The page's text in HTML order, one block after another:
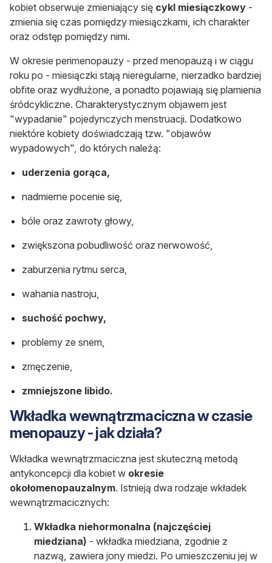
kobiet obserwuje zmieniający się cykl miesiączkowy -
zmienia się czas pomiędzy miesiączkami, ich charakter
oraz odstęp pomiędzy nimi.
W okresie perimenopauzy - przed menopauzą i w ciągu
roku po - miesiączki stają nieregularne, nierzadko bardziej
obfite oraz wydłużone, a ponadto pojawiają się plamienia
śródcykliczne. Charakterystycznym objawem jest
"wypadanie" pojedynczych menstruacji. Dodatkowo
niektóre kobiety doświadczają tzw. "objawów
wypadowych", do których należą:
uderzenia gorąca,
nadmierne pocenie się,
bóle oraz zawroty głowy,
zwiększona pobudliwość oraz nerwowość,
zaburzenia rytmu serca,
wahania nastroju,
suchość pochwy,
problemy ze snem,
zmęczenie,
zmniejszone libido.
Wkładka wewnątrzmaciczna w czasie
menopauzy - jak działa?
Wkładka wewnątrzmaciczna jest skuteczną metodą
antykoncepcji dla kobiet w okresie
okołomenopauzalnym. Istnieją dwa rodzaje wkładek
wewnątrzmacicznych:
Wkładka niehormonalna (najczęściej
miedziana) - wkładka miedziana, zgodnie z
nazwą, zawiera jony miedzi. Po umieszczeniu jej w